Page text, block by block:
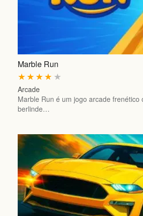
Marble Run
★
★
★
★
★
Arcade
Marble Run é um jogo arcade frenético
berlinde…